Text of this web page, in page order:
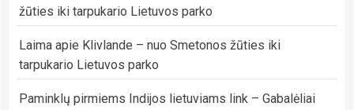
žūties iki tarpukario Lietuvos parko
Laima apie Klivlande – nuo Smetonos žūties iki
tarpukario Lietuvos parko
Paminklų pirmiems Indijos lietuviams link – Gabalėliai